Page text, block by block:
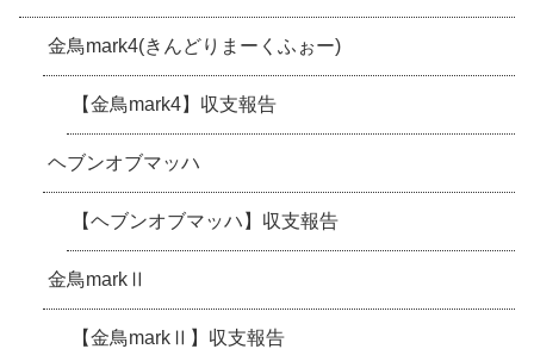
金鳥mark4(きんどりまーくふぉー)
【金鳥mark4】収支報告
ヘブンオブマッハ
【ヘブンオブマッハ】収支報告
金鳥markⅡ
【金鳥markⅡ】収支報告